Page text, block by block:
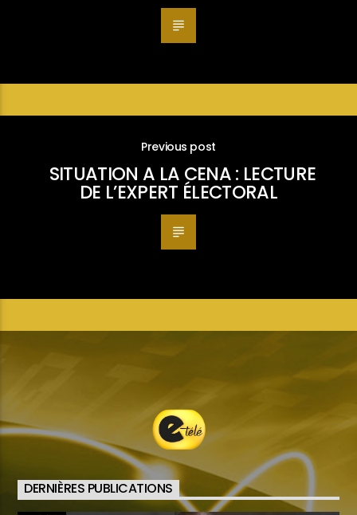
Previous post
SITUATION A LA CENA : LECTURE
DE L’EXPERT ÉLECTORAL
DERNIÈRES PUBLICATIONS